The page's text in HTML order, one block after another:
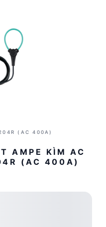
(AC 400A)
AMPE KÌM AC
(AC 400A)